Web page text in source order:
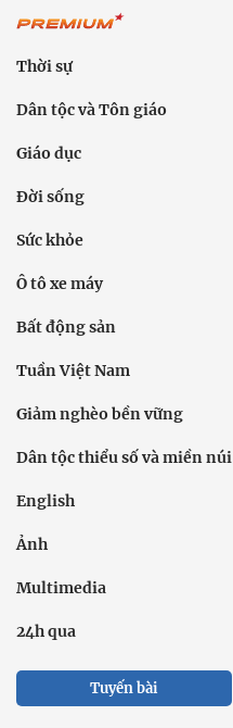
Thời sự
Dân tộc và Tôn giáo
Giáo dục
Đời sống
Sức khỏe
Ô tô xe máy
Bất động sản
Tuần Việt Nam
Giảm nghèo bền vững
Dân tộc thiểu số và miền núi
English
Ảnh
Multimedia
24h qua
Tuyến bài